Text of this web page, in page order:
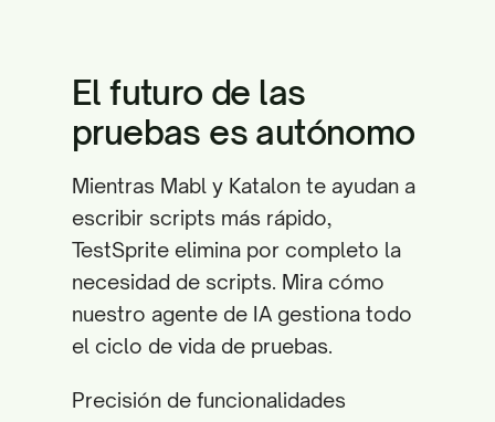
El futuro de las
pruebas es autónomo
Mientras Mabl y Katalon te ayudan a
escribir scripts más rápido,
TestSprite elimina por completo la
necesidad de scripts. Mira cómo
nuestro agente de IA gestiona todo
el ciclo de vida de pruebas.
Precisión de funcionalidades